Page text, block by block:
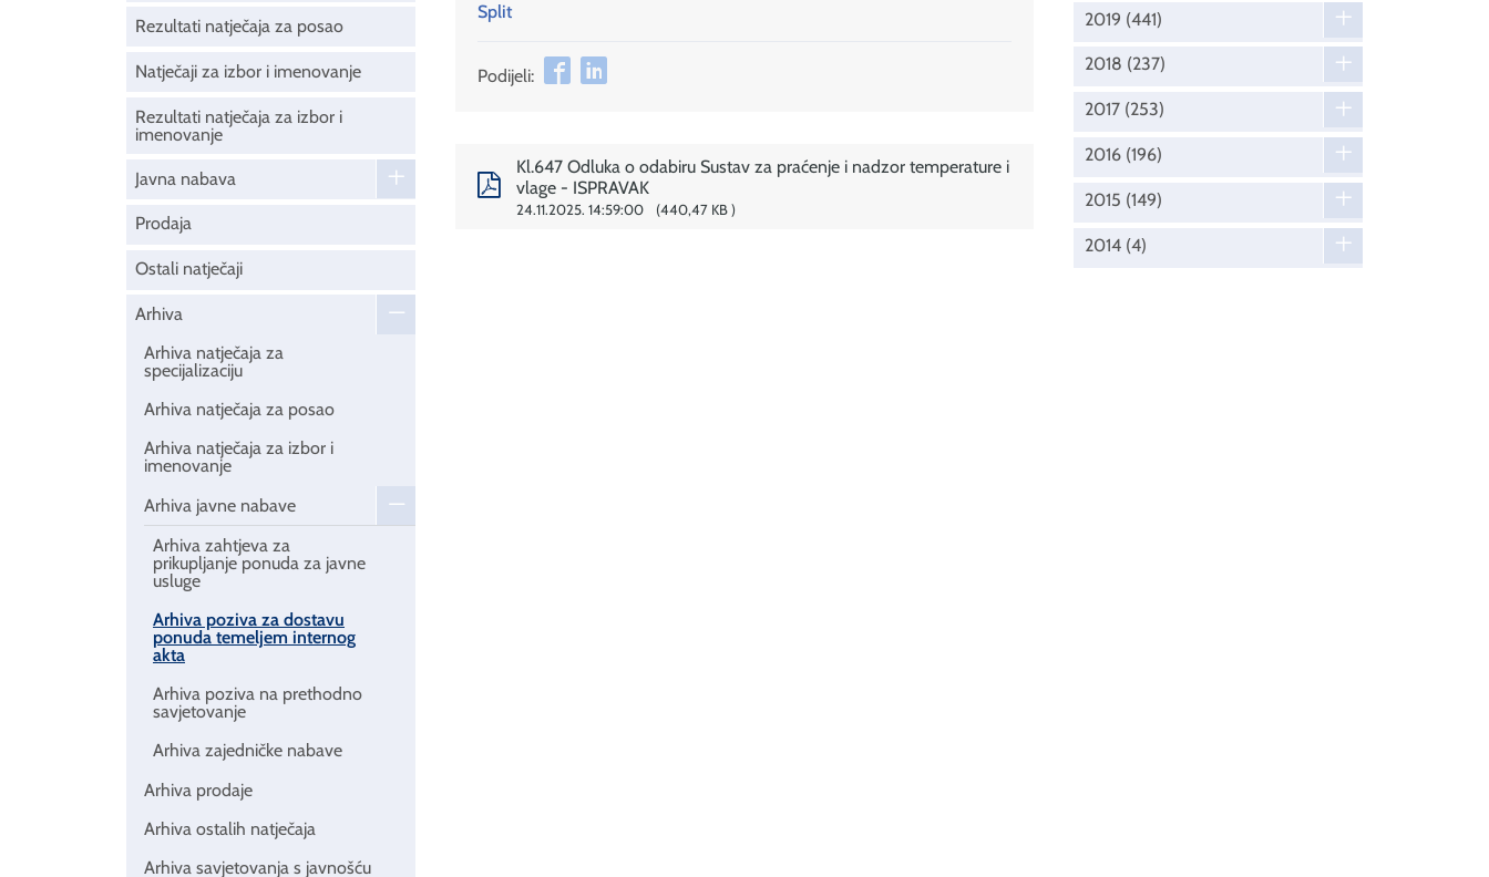
Rezultati natječaja za posao
Natječaji za izbor i imenovanje
Rezultati natječaja za izbor i
imenovanje
Javna nabava
Prodaja
Ostali natječaji
Arhiva
Arhiva natječaja za
specijalizaciju
Arhiva natječaja za posao
Arhiva natječaja za izbor i
imenovanje
Arhiva javne nabave
Arhiva zahtjeva za
prikupljanje ponuda za javne
usluge
Arhiva poziva za dostavu
ponuda temeljem internog
akta
Arhiva poziva na prethodno
savjetovanje
Arhiva zajedničke nabave
Arhiva prodaje
Arhiva ostalih natječaja
Arhiva savjetovanja s javnošću
Split
Podijeli:
Kl.647 Odluka o odabiru Sustav za praćenje i nadzor temperature i
vlage - ISPRAVAK
24.11.2025. 14:59:00 440,47 KB
2019 (441)
2018 (237)
2017 (253)
2016 (196)
2015 (149)
2014 (4)